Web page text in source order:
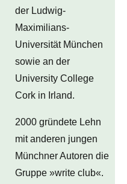
der Ludwig-
Maximilians-
Universität München
sowie an der
University College
Cork in Irland.
2000 gründete Lehn
mit anderen jungen
Münchner Autoren die
Gruppe »write club«.